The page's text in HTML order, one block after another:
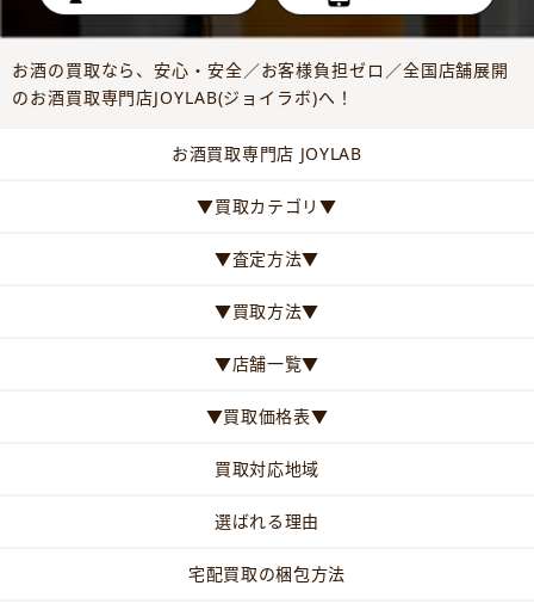
お酒の買取なら、安心・安全／お客様負担ゼロ／全国店舗展開
のお酒買取専門店JOYLAB(ジョイラボ)へ！
お酒買取専門店 JOYLAB
▼買取カテゴリ▼
▼査定方法▼
▼買取方法▼
▼店舗一覧▼
▼買取価格表▼
買取対応地域
選ばれる理由
宅配買取の梱包方法